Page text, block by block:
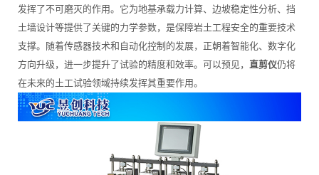
发挥了不可磨灭的作用。它为地基承载力计算、边坡稳定性分析、挡
土墙设计等提供了关键的力学参数，是保障岩土工程安全的重要技术
支撑。随着传感器技术和自动化控制的发展，正朝着智能化、数字化
方向升级，进一步提升了试验的精度和效率。可以预见， 直剪仪仍将
在未来的土工试验领域持续发挥其重要作用。